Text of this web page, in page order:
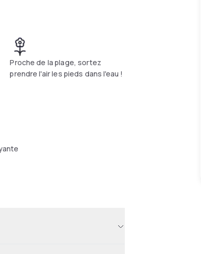
Proche de la plage, sortez
prendre l'air les pieds dans l'eau !